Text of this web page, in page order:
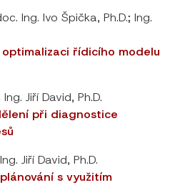
Ing. Ivo Špička, Ph.D.; Ing.
řídicího modelu
Jiří David, Ph.D.
při diagnostice
Jiří David, Ph.D.
s využitím